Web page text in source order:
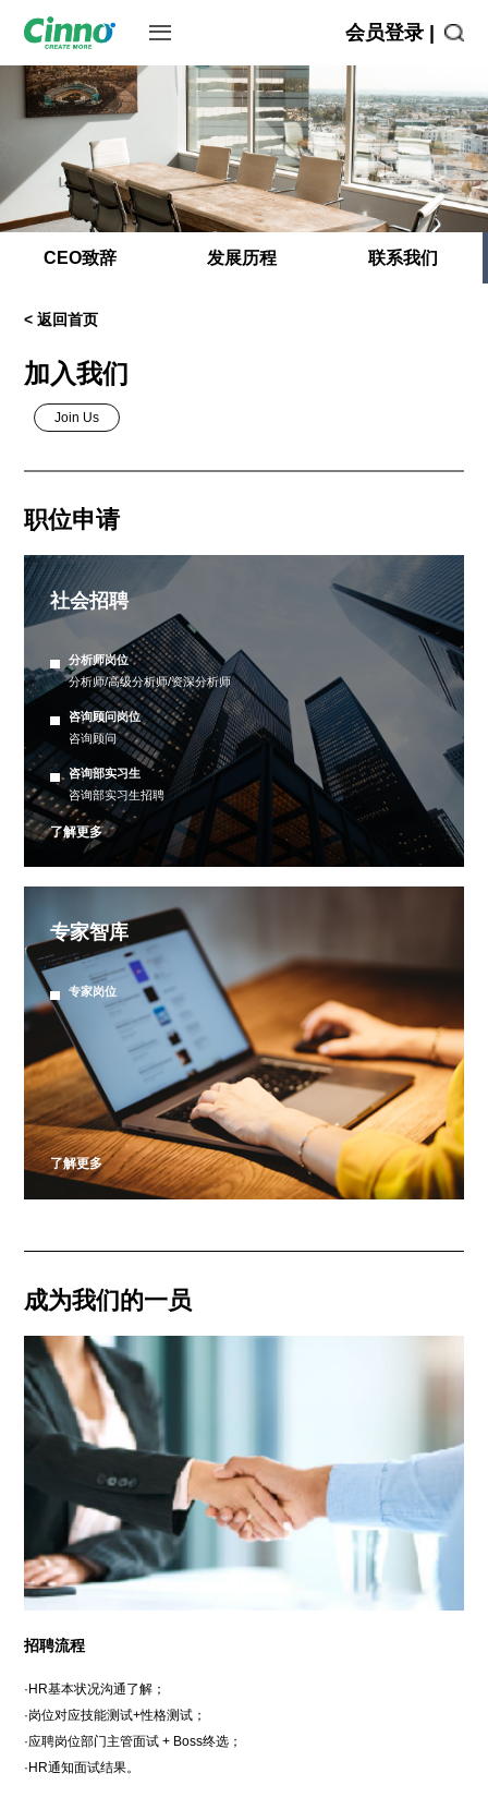
会员登录 |
CEO致辞 发展历程 联系我们
< 返回首页
加入我们
Join Us
职位申请
社会招聘
分析师岗位
分析师/高级分析师/资深分析师
咨询顾问岗位
咨询顾问
咨询部实习生
咨询部实习生招聘
了解更多
专家智库
专家岗位
了解更多
成为我们的一员
招聘流程
·HR基本状况沟通了解；
·岗位对应技能测试+性格测试；
·应聘岗位部门主管面试 + Boss终选；
·HR通知面试结果。